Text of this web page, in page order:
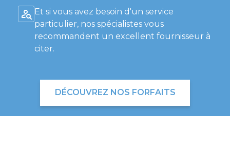
Et si vous avez besoin d'un service
particulier, nos spécialistes vous
recommandent un excellent fournisseur à
citer.
DÉCOUVREZ NOS FORFAITS